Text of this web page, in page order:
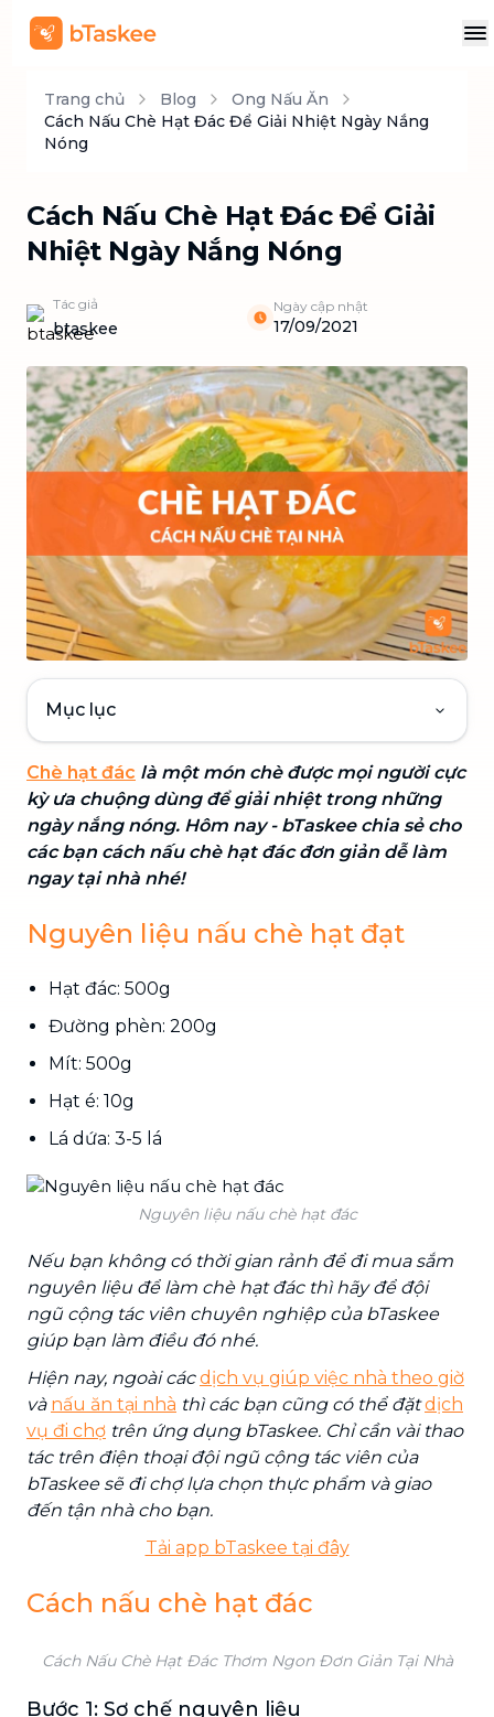
Trang chủ Blog
Ong Nấu Ăn
Cách Nấu Chè Hạt Đác Để Giải Nhiệt Ngày Nắng
Nóng
Cách Nấu Chè Hạt Đác Để Giải
Nhiệt Ngày Nắng Nóng
Tác giả
btaskee
Ngày cập nhật
17/09/2021
Mục lục
Chè hạt đác là một món chè được mọi người cực
kỳ ưa chuộng dùng để giải nhiệt trong những
ngày nắng nóng. Hôm nay - bTaskee chia sẻ cho
các bạn cách nấu chè hạt đác đơn giản dễ làm
ngay tại nhà nhé!
Nguyên liệu nấu chè hạt đạt
Hạt đác: 500g
Đường phèn: 200g
Mít: 500g
Hạt é: 10g
Lá dứa: 3-5 lá
Nguyên liệu nấu chè hạt đác
Nếu bạn không có thời gian rảnh để đi mua sắm
nguyên liệu để làm chè hạt đác thì hãy để đội
ngũ cộng tác viên chuyên nghiệp của bTaskee
giúp bạn làm điều đó nhé.
Hiện nay, ngoài cácdịch vụ giúp việc nhà theo giờ
và nấu ăn tại nhà thì các bạn cũng có thể đặtdịch
vụ đi chợ trên ứng dụng bTaskee. Chỉ cần vài thao
tác trên điện thoại đội ngũ cộng tác viên của
bTaskee sẽ đi chợ lựa chọn thực phẩm và giao
đến tận nhà cho bạn.
Tải app bTaskee tại đây
Cách nấu chè hạt đác
Cách Nấu Chè Hạt Đác Thơm Ngon Đơn Giản Tại Nhà
Bước 1: Sơ chế nguyên liệu